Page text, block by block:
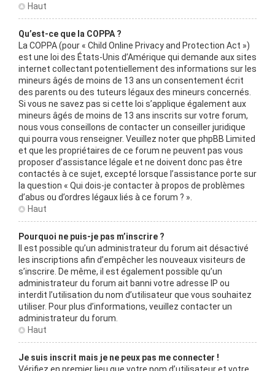
Haut
Qu’est-ce que la COPPA ?
La COPPA (pour « Child Online Privacy and Protection Act »)
est une loi des États-Unis d’Amérique qui demande aux sites
internet collectant potentiellement des informations sur les
mineurs âgés de moins de 13 ans un consentement écrit
des parents ou des tuteurs légaux des mineurs concernés.
Si vous ne savez pas si cette loi s’applique également aux
mineurs âgés de moins de 13 ans inscrits sur votre forum,
nous vous conseillons de contacter un conseiller juridique
qui pourra vous renseigner. Veuillez noter que phpBB Limited
et que les propriétaires de ce forum ne peuvent pas vous
proposer d’assistance légale et ne doivent donc pas être
contactés à ce sujet, excepté lorsque l’assistance porte sur
la question « Qui dois-je contacter à propos de problèmes
d’abus ou d’ordres légaux liés à ce forum ? ».
Haut
Pourquoi ne puis-je pas m’inscrire ?
Il est possible qu’un administrateur du forum ait désactivé
les inscriptions afin d’empêcher les nouveaux visiteurs de
s’inscrire. De même, il est également possible qu’un
administrateur du forum ait banni votre adresse IP ou
interdit l’utilisation du nom d’utilisateur que vous souhaitez
utiliser. Pour plus d’informations, veuillez contacter un
administrateur du forum.
Haut
Je suis inscrit mais je ne peux pas me connecter !